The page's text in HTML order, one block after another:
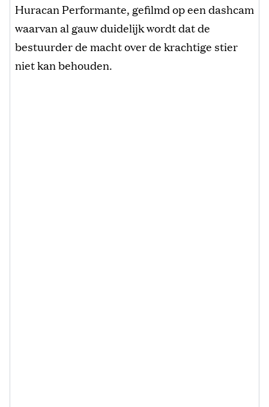
Huracan Performante, gefilmd op een dashcam
waarvan al gauw duidelijk wordt dat de
bestuurder de macht over de krachtige stier
niet kan behouden.